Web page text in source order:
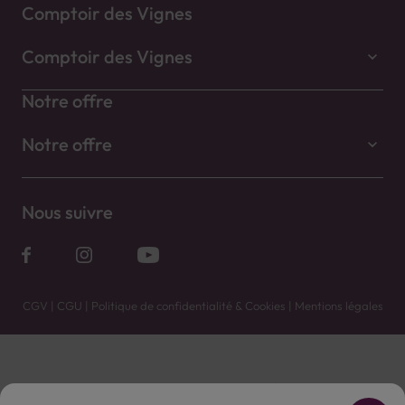
Comptoir des Vignes
Comptoir des Vignes
Notre offre
Notre offre
Nous suivre
CGV | CGU | Politique de confidentialité & Cookies | Mentions légales
Vente uniquement en caves. Contactez votre caviste pour plus de renseignements.